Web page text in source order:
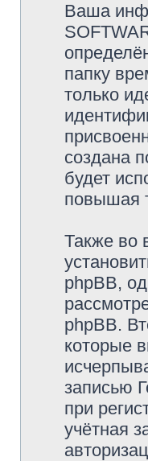
Ваша
папку
только
создана
будет
повышая
Также во
phpBB,
phpBB.
которые
записью
при
учётная